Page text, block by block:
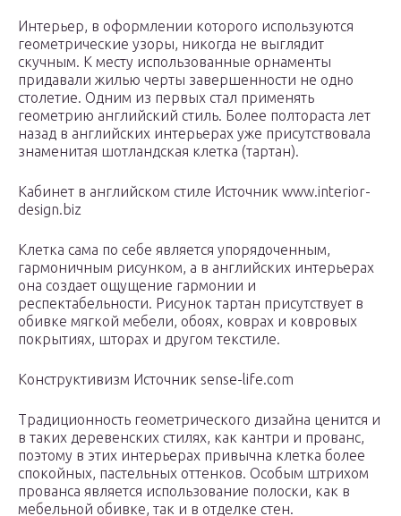
Интерьер, в оформлении которого используются
геометрические узоры, никогда не выглядит
скучным. К месту использованные орнаменты
придавали жилью черты завершенности не одно
столетие. Одним из первых стал применять
геометрию английский стиль. Более полтораста лет
назад в английских интерьерах уже присутствовала
знаменитая шотландская клетка (тартан).
Кабинет в английском стиле Источник www.interior-
design.biz
Клетка сама по себе является упорядоченным,
гармоничным рисунком, а в английских интерьерах
она создает ощущение гармонии и
респектабельности. Рисунок тартан присутствует в
обивке мягкой мебели, обоях, коврах и ковровых
покрытиях, шторах и другом текстиле.
Конструктивизм Источник sense-life.com
Традиционность геометрического дизайна ценится и
в таких деревенских стилях, как кантри и прованс,
поэтому в этих интерьерах привычна клетка более
спокойных, пастельных оттенков. Особым штрихом
прованса является использование полоски, как в
мебельной обивке, так и в отделке стен.